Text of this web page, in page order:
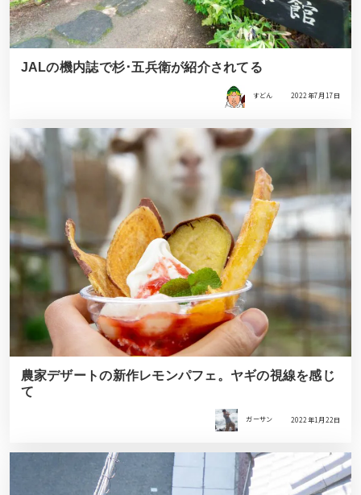
JALの機内誌で杉･五兵衛が紹介されてる
すどん 2022年7月17日
農家デザートの新作レモンパフェ。ヤギの視線を感じ
て
ガーサン 2022年1月22日